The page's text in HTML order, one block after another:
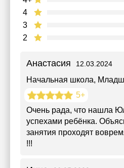
2
3
4
Анастасия 12.03.2024
Начальная школа,
5+
Очень рада, что нашла
успехами ребёнка.
занятия проходят
!!!